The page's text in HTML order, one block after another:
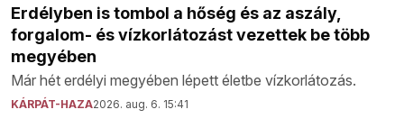
Erdélyben is tombol a hőség és az aszály,
forgalom- és vízkorlátozást vezettek be több
megyében
Már hét erdélyi megyében lépett életbe vízkorlátozás.
KÁRPÁT-HAZA2026. aug. 6. 15:41